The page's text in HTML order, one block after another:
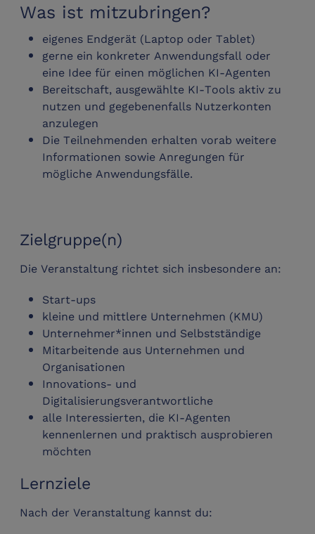
Was ist mitzubringen?
eigenes Endgerät (Laptop oder Tablet)
gerne ein konkreter Anwendungsfall oder
eine Idee für einen möglichen KI-Agenten
Bereitschaft, ausgewählte KI-Tools aktiv zu
nutzen und gegebenenfalls Nutzerkonten
anzulegen
Die Teilnehmenden erhalten vorab weitere
Informationen sowie Anregungen für
mögliche Anwendungsfälle.
Zielgruppe(n)
Die Veranstaltung richtet sich insbesondere an:
Start-ups
kleine und mittlere Unternehmen (KMU)
Unternehmer*innen und Selbstständige
Mitarbeitende aus Unternehmen und
Organisationen
Innovations- und
Digitalisierungsverantwortliche
alle Interessierten, die KI-Agenten
kennenlernen und praktisch ausprobieren
möchten
Lernziele
Nach der Veranstaltung kannst du: